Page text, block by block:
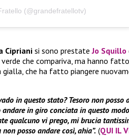
(@grandefratellotv)
Cipriani si sono prestate Jo Squillo
che compariva, ma hanno
gialla, che ha fatto piangere
in questo stato? Tesoro non posso
in giro conciata in questo
qualcuno vi prego, mi brucia
posso andare così, ahia”. (QUI IL